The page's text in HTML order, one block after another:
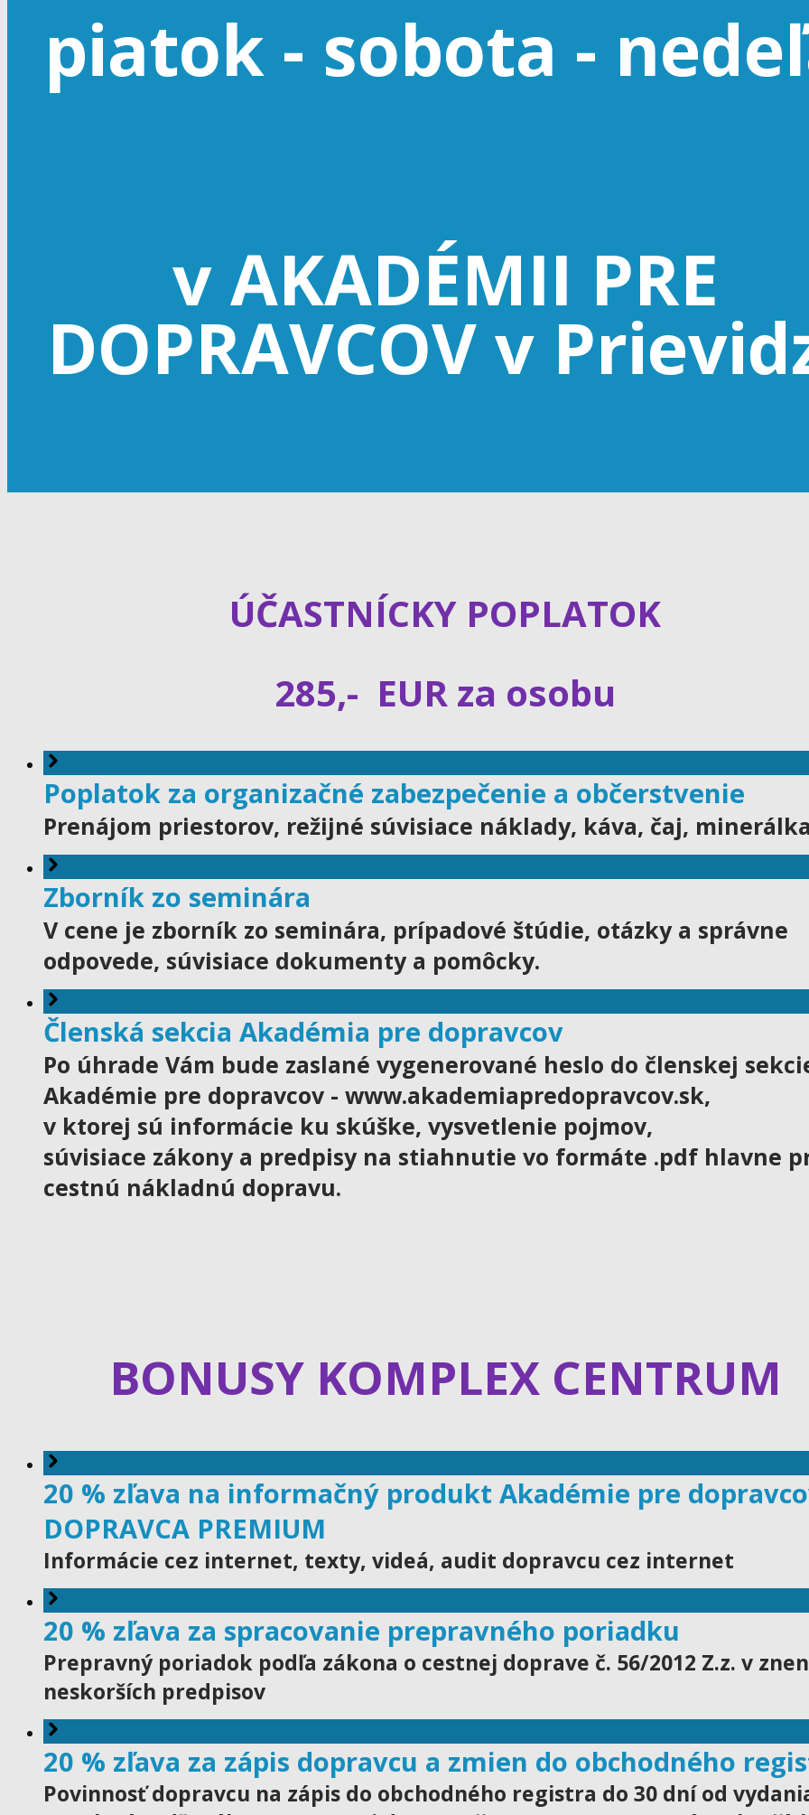
piatok - sobota -
v AKADÉMII PRE
DOPRAVCOV v
ÚČASTNÍCKY POPLATOK
285,- EUR za osobu
Poplatok za organizačné zabezpečenie a občerstvenie
Prenájom priestorov, režijné súvisiace náklady, káva, čaj,
Zborník zo seminára
V cene je zborník zo seminára, prípadové štúdie, otázky a správne
odpovede, súvisiace dokumenty a pomôcky.
Členská sekcia Akadémia pre dopravcov
Po úhrade Vám bude zaslané vygenerované heslo do členskej
Akadémie pre dopravcov - www.akademiapredopravcov.sk,
v ktorej sú informácie ku skúške, vysvetlenie pojmov,
súvisiace zákony a predpisy na stiahnutie vo formáte .pdf hlavne
cestnú nákladnú dopravu.
BONUSY KOMPLEX CENTRUM
20 % zľava na informačný produkt Akadémie pre
DOPRAVCA PREMIUM
Informácie cez internet, texty, videá, audit dopravcu cez internet
20 % zľava za spracovanie prepravného poriadku
Prepravný poriadok podľa zákona o cestnej doprave č. 56/2012 Z.z. v
neskorších predpisov
20 % zľava za zápis dopravcu a zmien do obchodného
Povinnosť dopravcu na zápis do obchodného registra do 30 dní od